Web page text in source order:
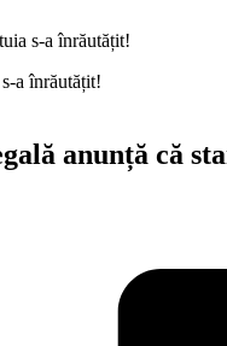
s-a înrăutățit!
anunță că